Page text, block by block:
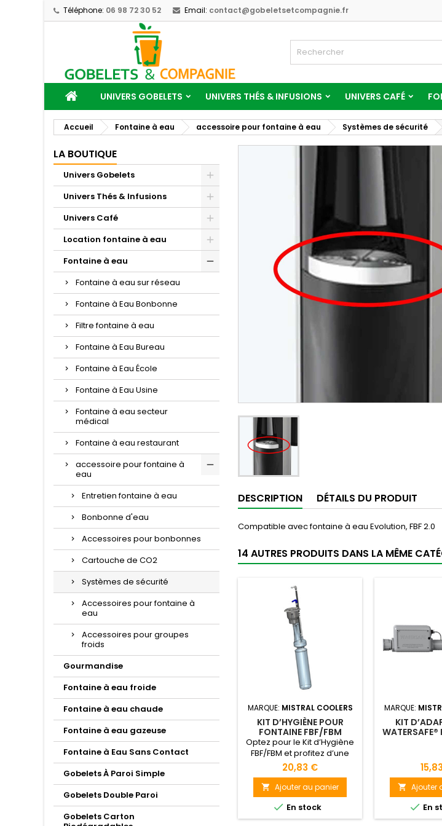
Téléphone: 06 98 72 30 52 Email: contact@gobeletsetcompagnie.fr
UNIVERS GOBELETS UNIVERS THÉS & INFUSIONS UNIVERS CAFÉ
Accueil Fontaine à eau accessoire pour fontaine à eau Systèmes de sécurité
LA BOUTIQUE
Univers Gobelets
Univers Thés & Infusions
Univers Café
Location fontaine à eau
Fontaine à eau
Fontaine à eau sur réseau
Fontaine à Eau Bonbonne
Filtre fontaine à eau
Fontaine à Eau Bureau
Fontaine à Eau École
Fontaine à Eau Usine
Fontaine à eau secteur
médical
Fontaine à eau restaurant
accessoire pour fontaine à
eau
Entretien fontaine à eau
Bonbonne d'eau
Accessoires pour bonbonnes
Cartouche de CO2
Systèmes de sécurité
Accessoires pour fontaine à
eau
Accessoires pour groupes
froids
Gourmandise
Fontaine à eau froide
Fontaine à eau chaude
Fontaine à eau gazeuse
Fontaine à Eau Sans Contact
Gobelets À Paroi Simple
Gobelets Double Paroi
Gobelets Carton
DESCRIPTION DÉTAILS DU PRODUIT
Compatible avec fontaine à eau Evolution, FBF 2.0
14 AUTRES PRODUITS DANS LA MÊME
MARQUE: MISTRAL COOLERS
KIT D’HYGIÈNE POUR
FONTAINE FBF/FBM
Optez pour le Kit d’Hygiène
FBF/FBM et profitez d’une
eau potable saine et
hygiénique grâce à un
système jetable simple et
écologique !
20,83 €
 Ajouter au panier
 En stock
MARQUE:
KIT
WATERSAFE®
 Ajouter
 En